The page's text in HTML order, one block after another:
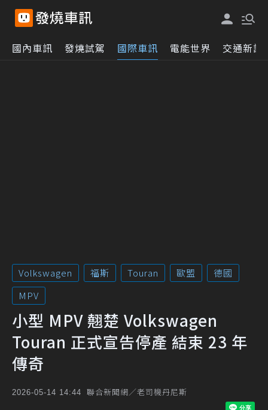
國內車訊 發燒試駕 國際車訊 電能世界 交通新訊
Volkswagen 福斯 Touran 歐盟
德國
MPV
小型 MPV 翹楚 Volkswagen
Touran 正式宣告停產 結束 23 年
傳奇
2026-05-14 14:44 聯合新聞網／老司機丹尼斯